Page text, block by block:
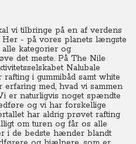
vi tilbringe på en af verdens
Her - på vores planets længste
kategorier og
det meste. På The Nile
Nalubale
i gummibåd samt white
erfaring med, hvad vi sammen
er naturligvis noget spændte
og vi har forskellige
har aldrig prøvet rafting
om turen og får os alle
i de bedste hænder blandt